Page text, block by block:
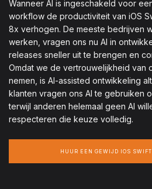
Wanneer AI is ingeschakeld voor
workflow de productiviteit van iOS
8x verhogen. De meeste bedrijven
werken, vragen ons nu AI in
releases sneller uit te brengen en
Omdat we de vertrouwelijkheid van
nemen, is AI-assisted ontwikkeling
klanten vragen ons AI te gebruiken
terwijl anderen helemaal geen AI
respecteren die keuze volledig.
HUUR EEN GEWIJD IOS